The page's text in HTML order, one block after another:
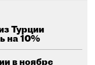
Турции
на 10%
в ноябре